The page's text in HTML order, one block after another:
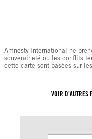
Amnesty International ne
souveraineté ou les conflits
cette carte sont basées sur
VOIR D’AUTRES